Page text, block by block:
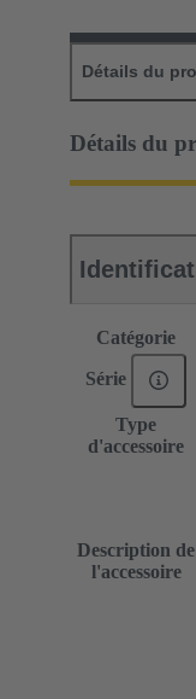
Détails du
Détails du
Catégorie
Série
Type
d'accessoire
Description de
l'accessoire